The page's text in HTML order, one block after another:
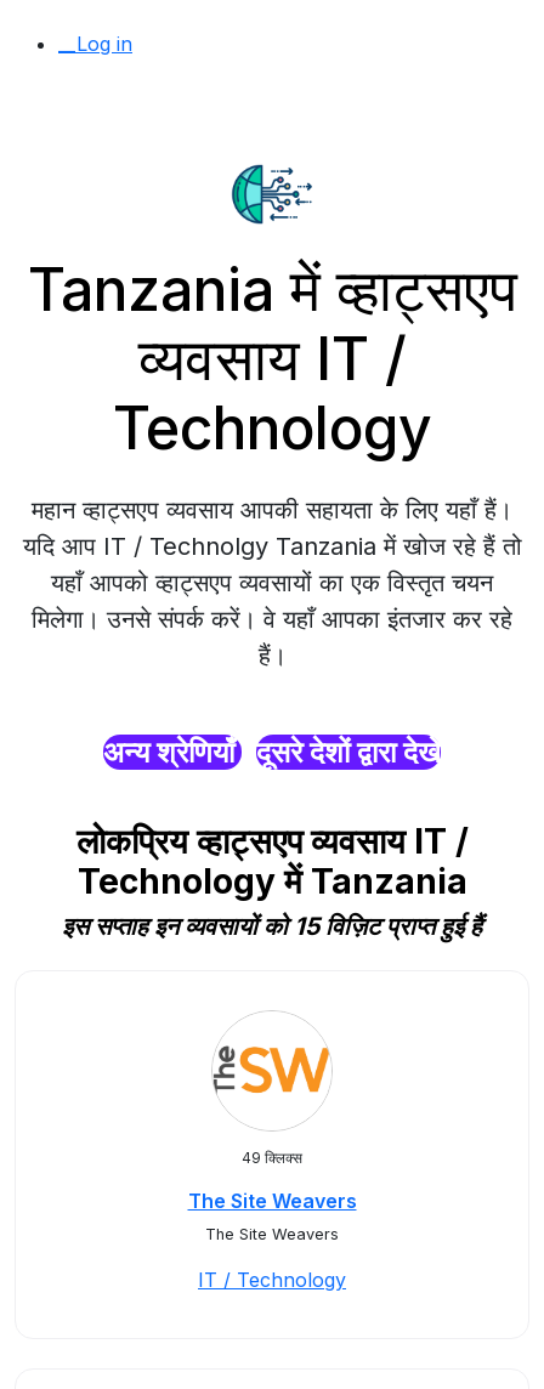
__Log in
Tanzania में व्हाट्सएप
व्यवसाय IT /
Technology
महान व्हाट्सएप व्यवसाय आपकी सहायता के लिए यहाँ हैं।
यदि आप IT / Technolgy Tanzania में खोज रहे हैं तो
यहाँ आपको व्हाट्सएप व्यवसायों का एक विस्तृत चयन
मिलेगा। उनसे संपर्क करें। वे यहाँ आपका इंतजार कर रहे
हैं।
अन्य श्रेणियाँ दूसरे देशों द्वारा देखें
लोकप्रिय व्हाट्सएप व्यवसाय IT /
Technology में Tanzania
इस सप्ताह इन व्यवसायों को 15 विज़िट प्राप्त हुई हैं
49 क्लिक्स
The Site Weavers
The Site Weavers
IT / Technology